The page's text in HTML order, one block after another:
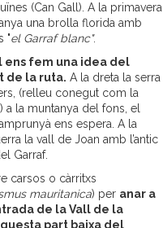
(Can Gall). A la primavera
una brolla florida amb
"el Garraf blanc".
ens fem una idea del
de la ruta. A la dreta la serra
(relleu conegut com la
a la muntanya del fons, el
ens espera. A la
la vall de Joan amb l’antic
Garraf.
carsos o càrritxs
mauritanica) per anar a
de la Vall de la
part baixa del